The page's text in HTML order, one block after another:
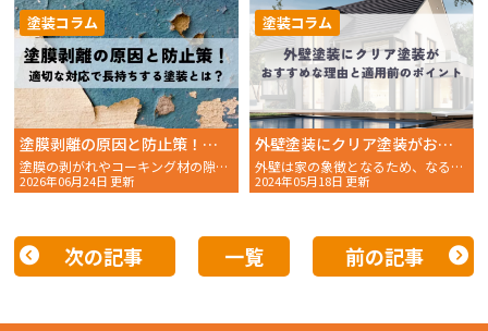
塗膜剥離の原因と防止策！適切な対応で長持ちする塗装とは？
塗膜の剥がれやコーキング材の隙間発生は、塗装された表面の品質を大きく低下させる問題であり、その原因を……
2026年06月24日 更新
塗装コラム
外壁塗装にクリア塗装がおすすめな理由とは？適用前のポイントもご紹介！
外壁は家の象徴となるため、なるべくきれいに維持しておきた
2024年05月18日 更新
塗装コラム
次の記事 一覧 前の記事